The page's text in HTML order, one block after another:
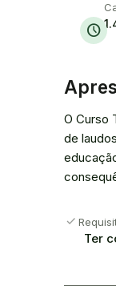
schedule
O Curso
de
check
Ter